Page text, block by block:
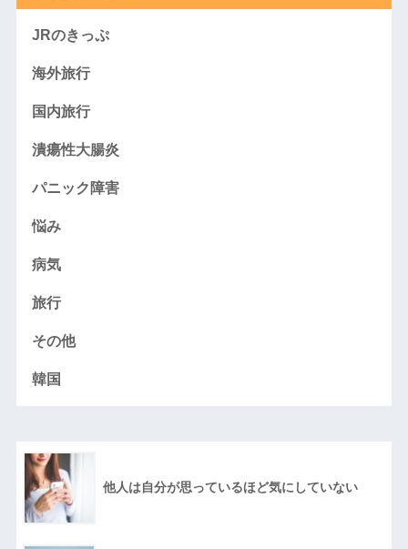
JRのきっぷ
海外旅行
国内旅行
潰瘍性大腸炎
パニック障害
悩み
病気
旅行
その他
韓国
他人は自分が思っているほど気にしていない